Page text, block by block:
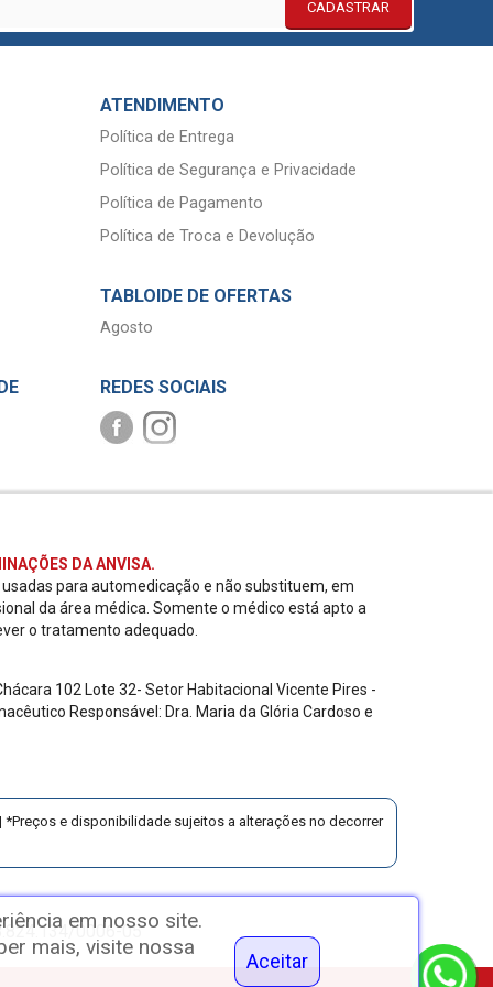
CADASTRAR
ATENDIMENTO
Política de Entrega
Política de Segurança e Privacidade
Política de Pagamento
Política de Troca e Devolução
TABLOIDE DE OFERTAS
Agosto
REDES SOCIAIS
DA ANVISA.
para automedicação e não substituem, em
da área médica. Somente o médico está apto a
o tratamento adequado.
102 Lote 32- Setor Habitacional Vicente Pires -
Responsável: Dra. Maria da Glória Cardoso e
e disponibilidade sujeitos a alterações no decorrer
0006-05
em nosso site.
mais, visite nossa
Aceitar